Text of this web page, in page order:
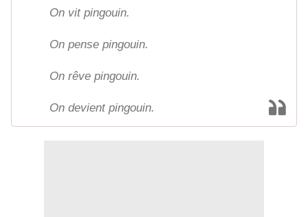
On vit pingouin.
On pense pingouin.
On rêve pingouin.
On devient pingouin.